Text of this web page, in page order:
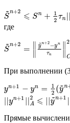
S
~n+2 ⩽ Sn +
1
2 τn
где
S
~n+2
= ∥
y~n+2 −yn
τn
∥
2
При выполнении
yn+1 − yn =
1
2 (y
~n
||yn+1 ||2
A ⩽ ||y
~n+1
Прямые